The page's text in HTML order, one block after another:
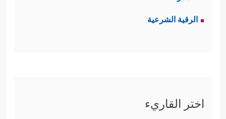
الرقية الشرعية
اختر القاريء